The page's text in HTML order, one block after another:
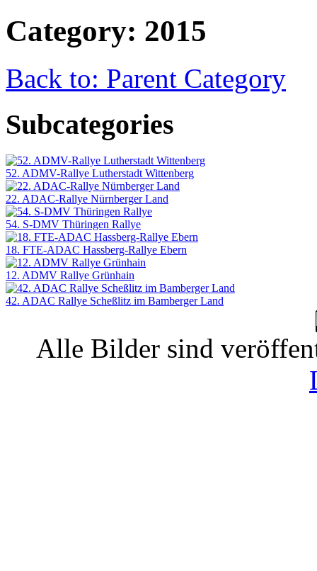
Category: 2015
Back to: Parent Category
Subcategories
52. ADMV-Rallye Lutherstadt Wittenberg
22. ADAC-Rallye Nürnberger Land
54. S-DMV Thüringen Rallye
18. FTE-ADAC Hassberg-Rallye Ebern
12. ADMV Rallye Grünhain
42. ADAC Rallye Scheßlitz im Bamberger Land
Alle Bilder sind